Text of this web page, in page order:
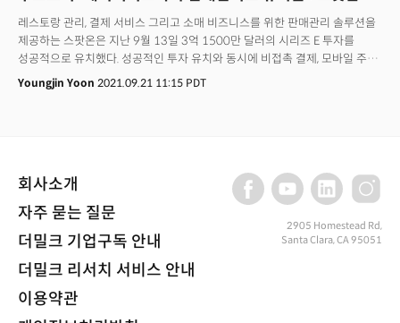
레스토랑 관리, 결제 서비스 그리고 소매 비즈니스를 위한 판매관리 솔루션을
제공하는 스팟온은 지난 9월 13일 3억 1500만 달러의 시리즈 E 투자를
성공적으로 유치했다. 성공적인 투자 유치와 동시에 비접촉 결제, 모바일 주문
및 메뉴 관리 솔루션을 제공하는 애피타이즈 (Appetize)를 전격 인수하기도
했다. 애피타이즈는 메이저리그 경기장에 입점한 상점의 65%를 고객으로
Youngjin Yoon 2021.09.21 11:15 PDT
회사소개
자주 묻는 질문
더밀크 기업구독 안내
더밀크 리서치 서비스 안내
이용약관
2905 Homestead Rd,
Santa Clara, CA 95051